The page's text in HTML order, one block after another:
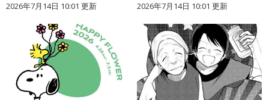
2026年7月14日 10:01 更新 2026年7月14日 10:01 更新